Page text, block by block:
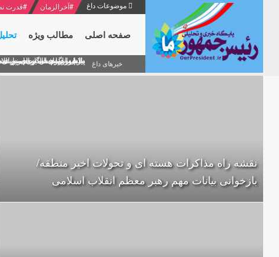
موضوعات داغ #آخرالزمان #قدرت
صفحه اصلی مطالب ویژه
خبرهای داغ منشور گفتمان امام و انقلاب - 7 /بخش دوم : شرح پیام ۱۰ خرداد ۱۳۶۹ امام خامنه ای/ فصل پنجم: حفظ
بازخوانی افشاگری
دلایل اهمیت سیزدهمین
بیانات امام خامنه ای
پیام نوروزی امام خامنه ای
نقشه راه مذاکرات هسته ای و تحولات اخیر منطقه/
بازخوانی بیانات مهم رهبر معظم انقلاب اسلامی